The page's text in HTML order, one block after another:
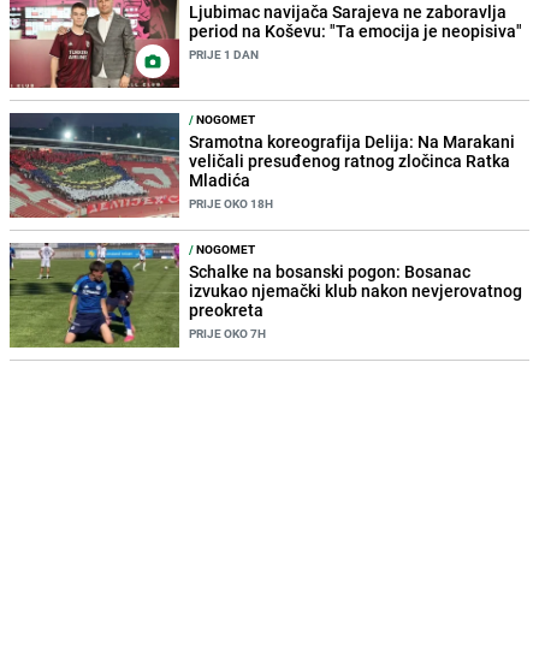
Ljubimac navijača Sarajeva ne zaboravlja
period na Koševu: "Ta emocija je neopisiva"
PRIJE 1 DAN
/NOGOMET
Sramotna koreografija Delija: Na Marakani
veličali presuđenog ratnog zločinca Ratka
Mladića
PRIJE OKO 18H
/NOGOMET
Schalke na bosanski pogon: Bosanac
izvukao njemački klub nakon nevjerovatnog
preokreta
PRIJE OKO 7H